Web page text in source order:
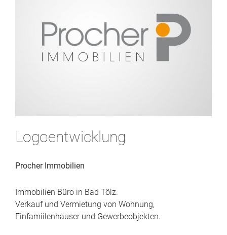
Logoentwicklung
Procher Immobilien
Immobilien Büro in Bad Tölz.
Verkauf und Vermietung von Wohnung,
Einfamiilenhäuser und Gewerbeobjekten.